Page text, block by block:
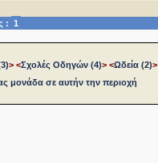
: 1
> <Σχολές Οδηγών (4)> <Ωδεία (2)>
μονάδα σε αυτήν την περιοχή